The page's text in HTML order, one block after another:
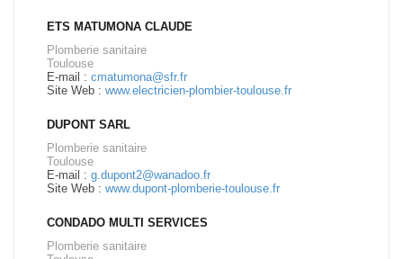
ETS MATUMONA CLAUDE
Plomberie sanitaire
Toulouse
E-mail : cmatumona@sfr.fr
Site Web : www.electricien-plombier-toulouse.fr
DUPONT SARL
Plomberie sanitaire
Toulouse
E-mail : g.dupont2@wanadoo.fr
Site Web : www.dupont-plomberie-toulouse.fr
CONDADO MULTI SERVICES
Plomberie sanitaire